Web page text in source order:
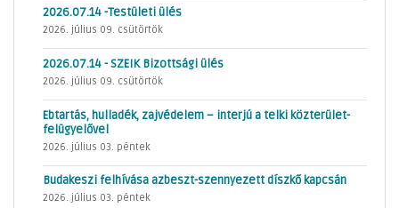
2026.07.14 -Testületi ülés
2026. július 09. csütörtök
2026.07.14 - SZEIK Bizottsági ülés
2026. július 09. csütörtök
Ebtartás, hulladék, zajvédelem – interjú a telki közterület-
felügyelővel
2026. július 03. péntek
Budakeszi felhívása azbeszt-szennyezett díszkő kapcsán
2026. július 03. péntek